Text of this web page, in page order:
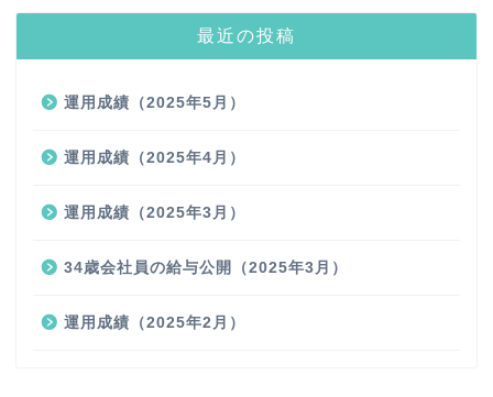
最近の投稿
運用成績（2025年5月）
運用成績（2025年4月）
運用成績（2025年3月）
34歳会社員の給与公開（2025年3月）
運用成績（2025年2月）